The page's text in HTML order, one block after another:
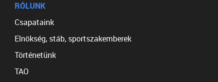
RÓLUNK
Csapataink
Elnökség, stáb, sportszakemberek
Történetünk
TAO